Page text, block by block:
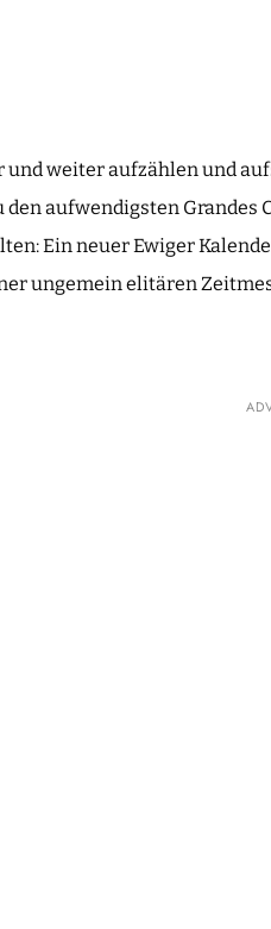
und weiter aufzählen und
den aufwendigsten Grandes
Ein neuer Ewiger
ungemein elitären